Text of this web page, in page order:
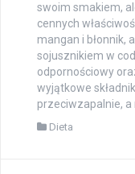
swoim smakiem,
cennych
mangan i błonnik,
sojusznikiem w
odpornościowy
wyjątkowe
przeciwzapalnie, a
Dieta